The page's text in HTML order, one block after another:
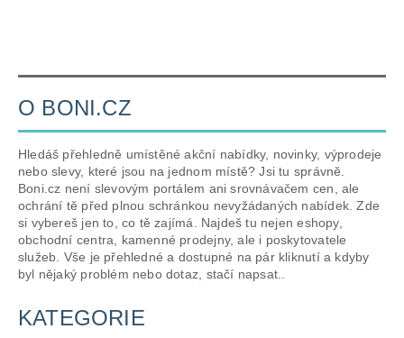
O BONI.CZ
Hledáš přehledně umístěné akční nabídky, novinky, výprodeje
nebo slevy, které jsou na jednom místě? Jsi tu správně.
Boni.cz není slevovým portálem ani srovnávačem cen, ale
ochrání tě před plnou schránkou nevyžádaných nabídek. Zde
si vybereš jen to, co tě zajímá. Najdeš tu nejen eshopy,
obchodní centra, kamenné prodejny, ale i poskytovatele
služeb. Vše je přehledné a dostupné na pár kliknutí a kdyby
byl nějaký problém nebo dotaz, stačí napsat..
KATEGORIE